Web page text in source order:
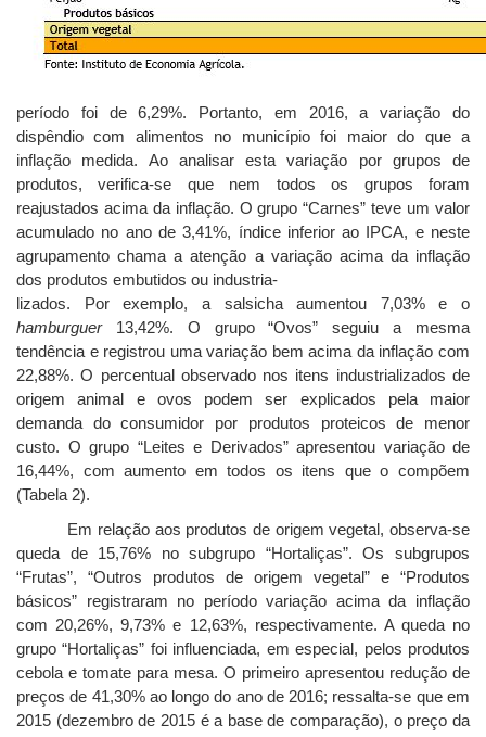
período foi de 6,29%. Portanto, em 2016, a variação do
dispêndio com alimentos no município foi maior do que a
inflação medida. Ao analisar esta variação por grupos de
produtos, verifica-se que nem todos os grupos foram
reajustados acima da inflação. O grupo “Carnes” teve um valor
acumulado no ano de 3,41%, índice inferior ao IPCA, e neste
agrupamento chama a atenção a variação acima da inflação
dos produtos embutidos ou industria-
lizados. Por exemplo, a salsicha aumentou 7,03% e o
hamburguer13,42%. O grupo “Ovos” seguiu a mesma
tendência e registrou uma variação bem acima da inflação com
22,88%. O percentual observado nos itens industrializados de
origem animal e ovos podem ser explicados pela maior
demanda do consumidor por produtos proteicos de menor
custo. O grupo “Leites e Derivados” apresentou variação de
16,44%, com aumento em todos os itens que o compõem
(Tabela 2).
Em relação aos produtos de origem vegetal, observa-se
queda de 15,76% no subgrupo “Hortaliças”. Os subgrupos
“Frutas”, “Outros produtos de origem vegetal” e “Produtos
básicos” registraram no período variação acima da inflação
com 20,26%, 9,73% e 12,63%, respectivamente. A queda no
grupo “Hortaliças” foi influenciada, em especial, pelos produtos
cebola e tomate para mesa. O primeiro apresentou redução de
preços de 41,30% ao longo do ano de 2016; ressalta-se que em
2015 (dezembro de 2015 é a base de comparação), o preço da